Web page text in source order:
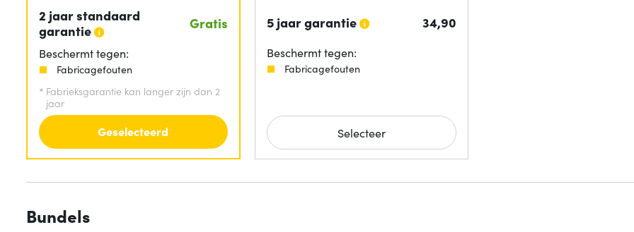
2 jaar standaard
garantie
Gratis
Beschermt tegen:
Fabricagefouten
* Fabrieksgarantie kan langer zijn dan 2
jaar
Geselecteerd
5 jaar garantie 34,90
Beschermt tegen:
Fabricagefouten
Selecteer
Bundels